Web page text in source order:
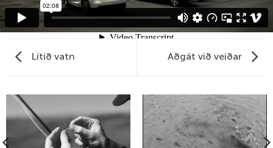
Lítið vatn Aðgát við veiðar